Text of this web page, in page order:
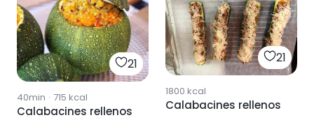
21
40min · 715 kcal
Calabacines rellenos
21
1800 kcal
Calabacines rellenos